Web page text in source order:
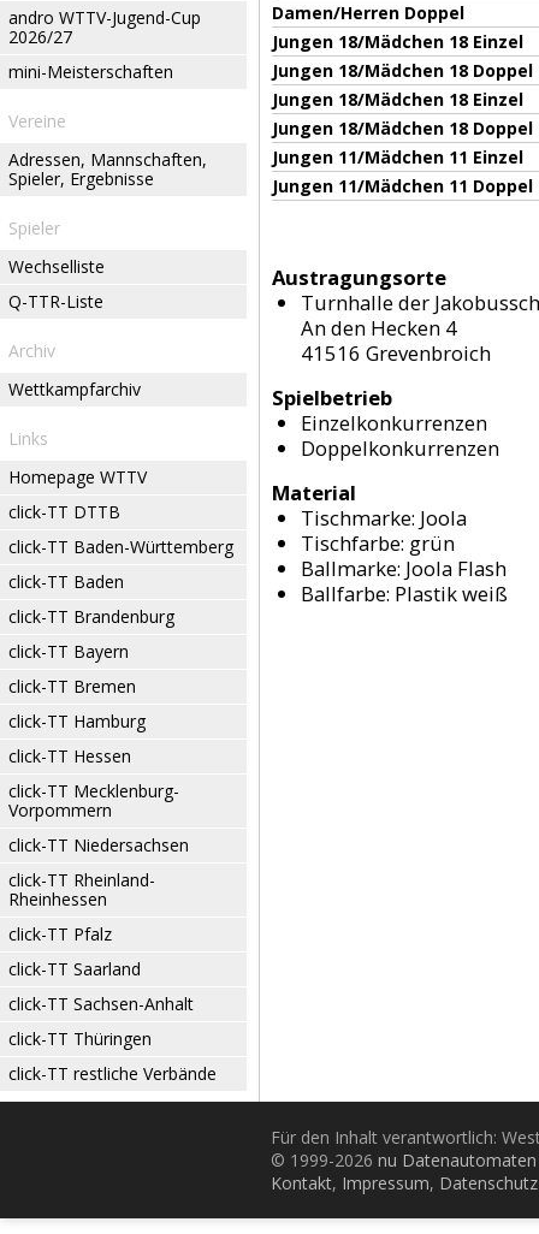
andro WTTV-Jugend-Cup
2026/27
mini-Meisterschaften
Vereine
Adressen, Mannschaften,
Spieler, Ergebnisse
Spieler
Wechselliste
Q-TTR-Liste
Archiv
Wettkampfarchiv
Links
Homepage WTTV
click-TT DTTB
click-TT Baden-Württemberg
click-TT Baden
click-TT Brandenburg
click-TT Bayern
click-TT Bremen
click-TT Hamburg
click-TT Hessen
click-TT Mecklenburg-
Vorpommern
click-TT Niedersachsen
click-TT Rheinland-
Rheinhessen
click-TT Pfalz
click-TT Saarland
click-TT Sachsen-Anhalt
click-TT Thüringen
click-TT restliche Verbände
Damen/Herren Doppel
Jungen 18/Mädchen 18 Einzel
Jungen 18/Mädchen 18 Doppel
Jungen 18/Mädchen 18 Einzel
Jungen 18/Mädchen 18 Doppel
Jungen 11/Mädchen 11 Einzel
Jungen 11/Mädchen 11 Doppel
Austragungsorte
Turnhalle der
An den Hecken 4
41516 Grevenbroich
Spielbetrieb
Einzelkonkurrenzen
Doppelkonkurrenzen
Material
Tischmarke: Joola
Tischfarbe: grün
Ballmarke: Joola Flash
Ballfarbe: Plastik weiß
Für den Inhalt verantwortlich:
© 1999-2026 nu
Kontakt, Impressum, Datenschutz